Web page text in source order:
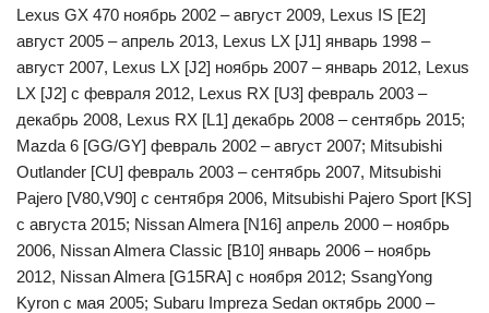
Lexus GX 470 ноябрь 2002 – август 2009, Lexus IS [E2]
август 2005 – апрель 2013, Lexus LX [J1] январь 1998 –
август 2007, Lexus LX [J2] ноябрь 2007 – январь 2012, Lexus
LX [J2] с февраля 2012, Lexus RX [U3] февраль 2003 –
декабрь 2008, Lexus RX [L1] декабрь 2008 – сентябрь 2015;
Mazda 6 [GG/GY] февраль 2002 – август 2007; Mitsubishi
Outlander [CU] февраль 2003 – сентябрь 2007, Mitsubishi
Pajero [V80,V90] с сентября 2006, Mitsubishi Pajero Sport [KS]
с августа 2015; Nissan Almera [N16] апрель 2000 – ноябрь
2006, Nissan Almera Classic [B10] январь 2006 – ноябрь
2012, Nissan Almera [G15RA] с ноября 2012; SsangYong
Kyron с мая 2005; Subaru Impreza Sedan октябрь 2000 –